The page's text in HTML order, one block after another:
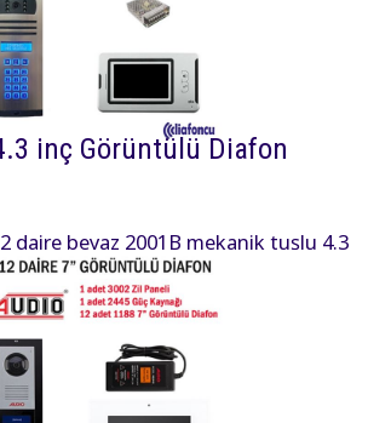
inç Görüntülü Diafon
daire beyaz 2001B mekanik tuşlu 4.3
mekanik butonlu zil paneli ve
diafon paketi 21575₺ dir.